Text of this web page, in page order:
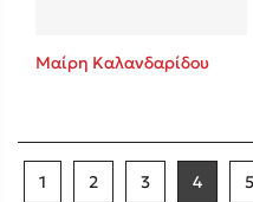
Μαίρη Καλανδαρίδου
1 2 3 4 5